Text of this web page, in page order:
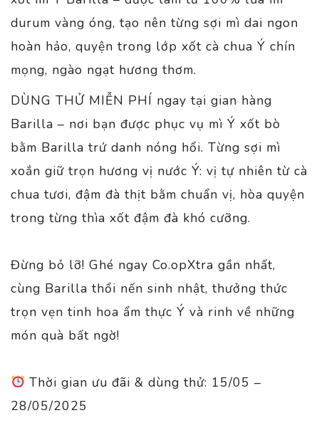
durum vàng óng, tạo nên từng sợi mì dai ngon
hoàn hảo, quyện trong lớp xốt cà chua Ý chín
mọng, ngào ngạt hương thơm.
DÙNG THỬ MIỄN PHÍ ngay tại gian hàng
Barilla – nơi bạn được phục vụ mì Ý xốt bò
bằm Barilla trứ danh nóng hổi. Từng sợi mì
xoắn giữ trọn hương vị nước Ý: vị tự nhiên từ cà
chua tươi, đậm đà thịt bằm chuẩn vị, hòa quyện
trong từng thìa xốt đậm đà khó cưỡng.
Đừng bỏ lỡ! Ghé ngay Co.opXtra gần nhất,
cùng Barilla thổi nến sinh nhật, thưởng thức
trọn vẹn tinh hoa ẩm thực Ý và rinh về những
món quà bất ngờ!
Thời gian ưu đãi & dùng thử: 15/05 –
28/05/2025